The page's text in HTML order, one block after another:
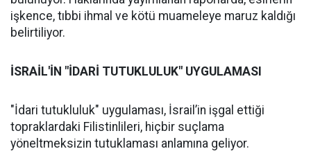
işkence, tıbbi ihmal ve kötü muameleye maruz kaldığı
belirtiliyor.
İSRAİL'İN "İDARİ TUTUKLULUK" UYGULAMASI
"İdari tutukluluk" uygulaması, İsrail’in işgal ettiği
topraklardaki Filistinlileri, hiçbir suçlama
yöneltmeksizin tutuklaması anlamına geliyor.